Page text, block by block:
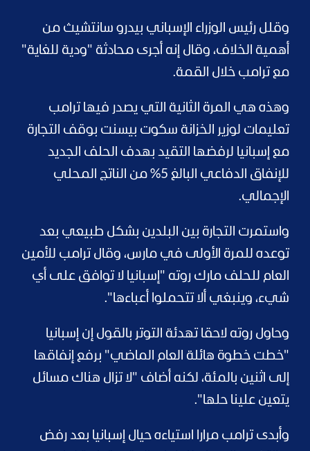
وقلل رئيس الوزراء الإسباني بيدرو سانتشيث من
أهمية الخلاف، وقال إنه أجرى محادثة "ودية للغاية"
مع ترامب خلال القمة.
وهذه هي المرة الثانية التي يصدر فيها ترامب
تعليمات لوزير الخزانة سكوت بيسنت بوقف التجارة
مع إسبانيا لرفضها التقيد بهدف الحلف الجديد
للإنفاق الدفاعي البالغ 5% من الناتج المحلي
الإجمالي.
واستمرت التجارة بين البلدين بشكل طبيعي بعد
توعده للمرة الأولى في مارس، وقال ترامب للأمين
العام للحلف مارك روته "إسبانيا لا توافق على أي
شيء، وينبغي ألا تتحملوا أعباءها".
وحاول روته لاحقا تهدئة التوتر بالقول إن إسبانيا
"خطت خطوة هائلة العام الماضي" برفع إنفاقها
إلى اثنين بالمئة، لكنه أضاف "لا تزال هناك مسائل
يتعين علينا حلها".
وأبدى ترامب مرارا استياءه حيال إسبانيا بعد رفض